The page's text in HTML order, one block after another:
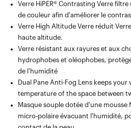
Verre HiPER® Contrasting Verre
de couleur afin d'améliorer le
Verre High Altitude Verre réduit
haute altitude.
Verre résistant aux rayures et aux
hydrophobes et oléophobes,
de l'humidité
Dual Pane Anti-Fog Lens keeps
temperature of the space between
Masque souple dotée d'une
micro-polaire évacuant l'humidité,